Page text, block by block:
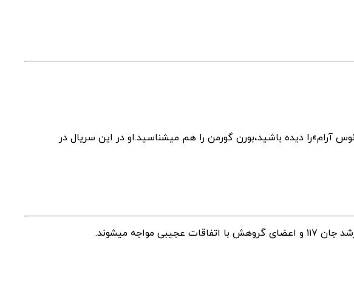
آرام»را دیده باشید،بورن گورمن را هم میشناسید.او در این سریال در